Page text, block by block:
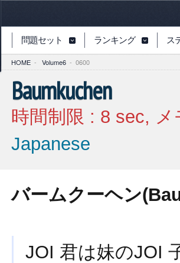
問題セット ランキング ス
HOME - Volume6 - 0600
Baumkuchen
時間制限 : 8 sec,
Japanese
バームクーヘン
JOI 君は妹のJOI